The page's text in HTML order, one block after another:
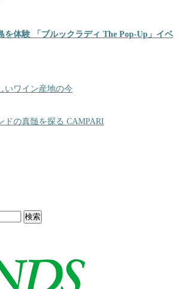
を体験 「ブルックラディ The Pop-Up」イベ
ワイン産地の今
ドの真髄を探る CAMPARI